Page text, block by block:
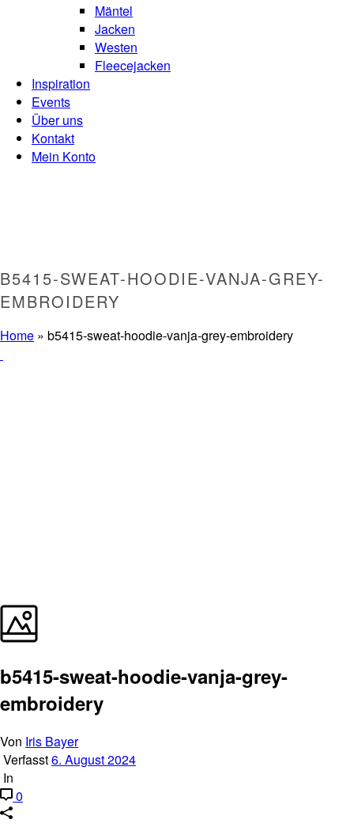
Mäntel
Jacken
Westen
Fleecejacken
Inspiration
Events
Über uns
Kontakt
Mein Konto
B5415-SWEAT-HOODIE-VANJA-GREY-
EMBROIDERY
Home » b5415-sweat-hoodie-vanja-grey-embroidery
b5415-sweat-hoodie-vanja-grey-
embroidery
Von Iris Bayer
Verfasst6. August 2024
In
0